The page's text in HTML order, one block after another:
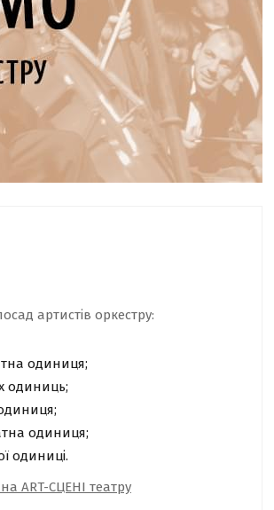
артистів оркестру:
одиниця;
одиниць;
одиниця;
одиниці.
на ART-CЦЕНІ театру